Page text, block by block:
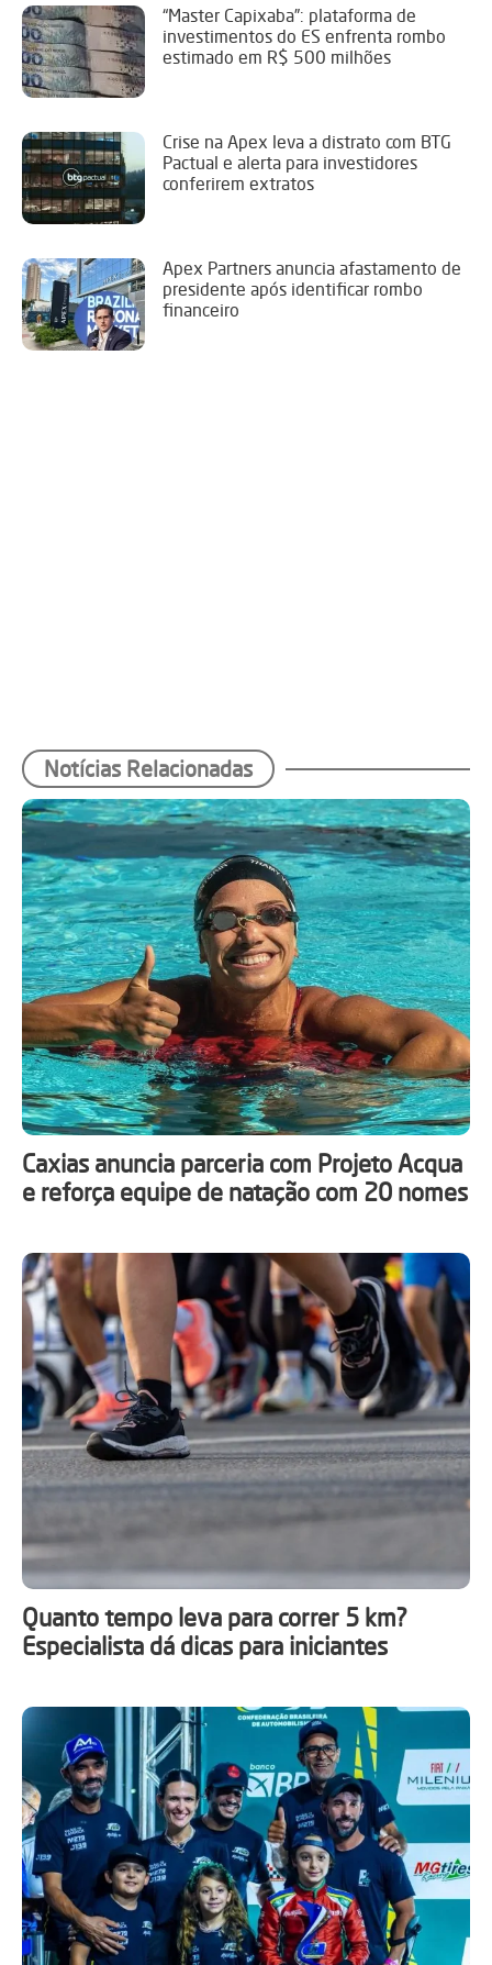
“Master Capixaba”: plataforma de
investimentos do ES enfrenta rombo
estimado em R$ 500 milhões
Crise na Apex leva a distrato com BTG
Pactual e alerta para investidores
conferirem extratos
Apex Partners anuncia afastamento de
presidente após identificar rombo
financeiro
Notícias Relacionadas
Caxias anuncia parceria com Projeto Acqua
e reforça equipe de natação com 20 nomes
Quanto tempo leva para correr 5 km?
Especialista dá dicas para iniciantes